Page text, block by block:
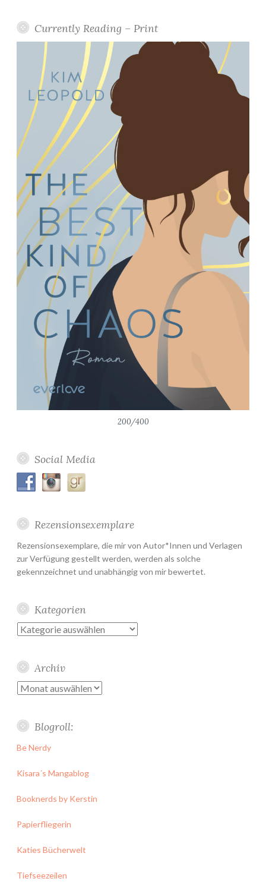
Currently Reading – Print
200/400
Social Media
Rezensionsexemplare
Rezensionsexemplare, die mir von Autor*Innen und Verlagen
zur Verfügung gestellt werden, werden als solche
gekennzeichnet und unabhängig von mir bewertet.
Kategorien
Kategorien
Archiv
Archiv
Blogroll:
Be Nerdy
Kisara´s Mangablog
Booknerds by Kerstin
Papierfliegerin
Katies Bücherwelt
Tiefseezeilen